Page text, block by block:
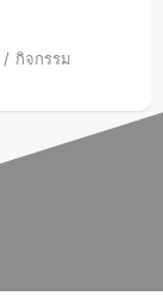
กิจกรรม